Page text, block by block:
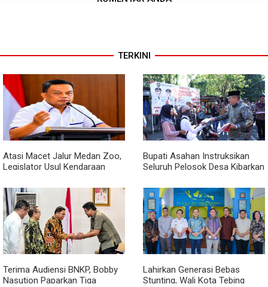
TERKINI
Atasi Macet Jalur Medan Zoo,
Legislator Usul Kendaraan
Royal Sumatera
Bupati Asahan Instruksikan
Seluruh Pelosok Desa Kibarkan
Terima Audiensi BNKP, Bobby
Nasution Paparkan Tiga
Lahirkan Generasi Bebas
Stunting, Wali Kota Tebing